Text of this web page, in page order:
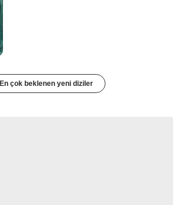
En çok beklenen yeni diziler